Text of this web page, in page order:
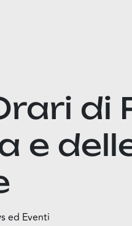
di
e
ed Eventi